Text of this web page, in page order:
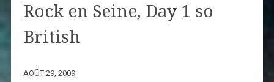
Rock en Seine, Day 1 so
British
AOÛT 29, 2009